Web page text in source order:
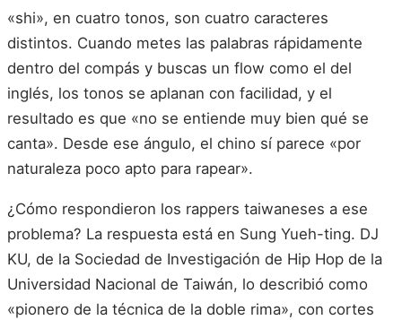
«shi», en cuatro tonos, son cuatro caracteres
distintos. Cuando metes las palabras rápidamente
dentro del compás y buscas un flow como el del
inglés, los tonos se aplanan con facilidad, y el
resultado es que «no se entiende muy bien qué se
canta». Desde ese ángulo, el chino sí parece «por
naturaleza poco apto para rapear».
¿Cómo respondieron los rappers taiwaneses a ese
problema? La respuesta está en Sung Yueh-ting. DJ
KU, de la Sociedad de Investigación de Hip Hop de la
Universidad Nacional de Taiwán, lo describió como
«pionero de la técnica de la doble rima», con cortes